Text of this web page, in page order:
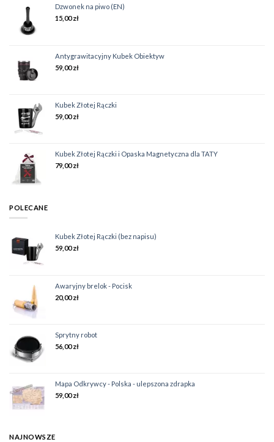
Dzwonek na piwo (EN)
15,00zł
Antygrawitacyjny Kubek Obiektyw
59,00zł
Kubek Złotej Rączki
59,00zł
Kubek Złotej Rączki i Opaska Magnetyczna dla TATY
79,00zł
POLECANE
Kubek Złotej Rączki (bez napisu)
59,00zł
Awaryjny brelok - Pocisk
20,00zł
Sprytny robot
56,00zł
Mapa Odkrywcy - Polska - ulepszona zdrapka
59,00zł
NAJNOWSZE